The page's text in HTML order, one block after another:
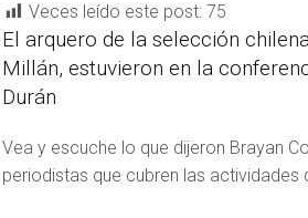
Veces leído este post: 75
El arquero de la selección
Millán, estuvieron en la
Durán
Vea y escuche lo que dijeron Brayan
periodistas que cubren las actividades